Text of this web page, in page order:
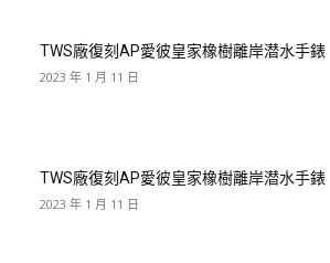
TWS廠復刻AP愛彼皇家橡樹離岸潜水手錶
2023 年 1 月 11 日
TWS廠復刻AP愛彼皇家橡樹離岸潜水手錶
2023 年 1 月 11 日